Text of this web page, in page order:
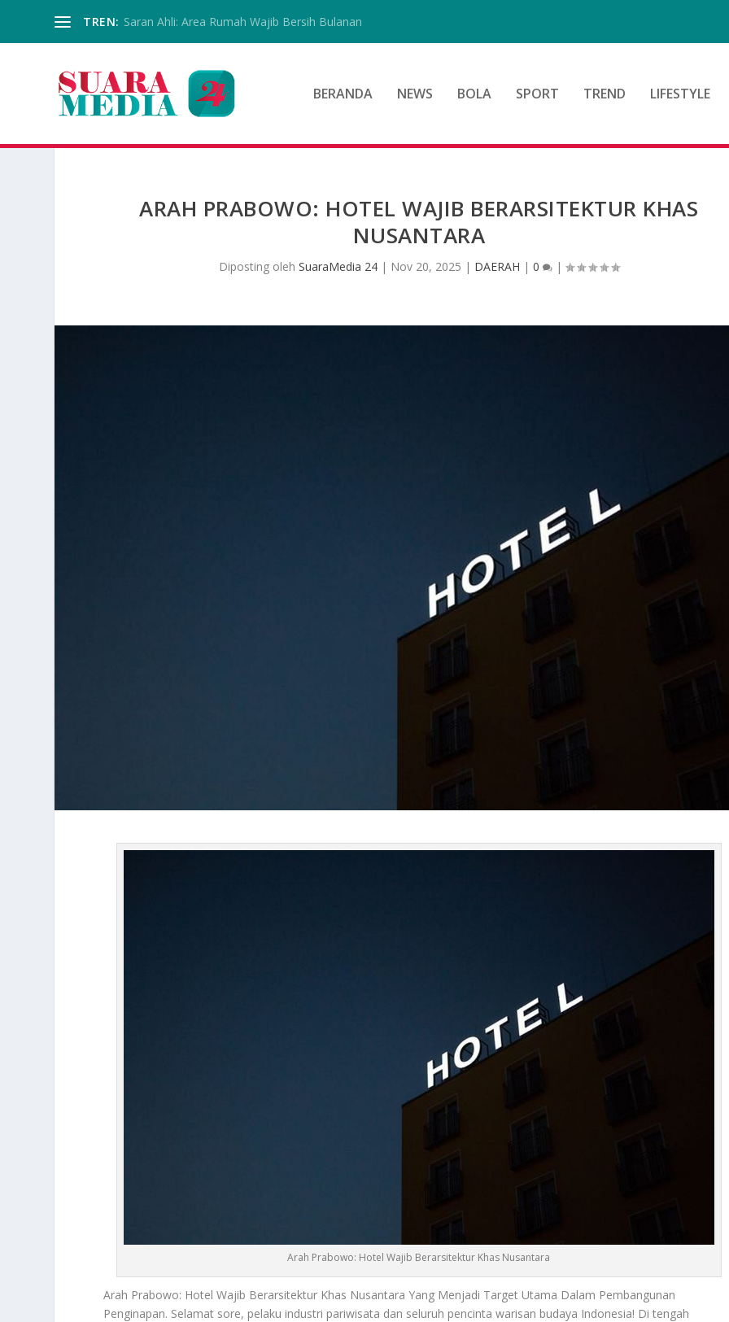
TREN: Saran Ahli: Area Rumah Wajib Bersih Bulanan
BERANDA NEWS BOLA SPORT TREND LIFESTYLE
ARAH PRABOWO: HOTEL WAJIB BERARSITEKTUR KHAS
NUSANTARA
Diposting oleh SuaraMedia 24| Nov 20, 2025 | DAERAH | 0 |
Arah Prabowo: Hotel Wajib Berarsitektur Khas Nusantara
Arah Prabowo: Hotel Wajib Berarsitektur Khas Nusantara Yang Menjadi Target Utama Dalam Pembangunan
Penginapan. Selamat sore, pelaku industri pariwisata dan seluruh pencinta warisan budaya Indonesia! Di tengah